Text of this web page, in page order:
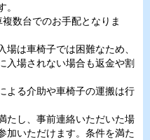
数台でのお手配となりま
は車椅子では困難なため、
入場されない場合も返金や割
よる介助や車椅子の運搬は行
たし、事前連絡いただいた場
加いただけます。条件を満た